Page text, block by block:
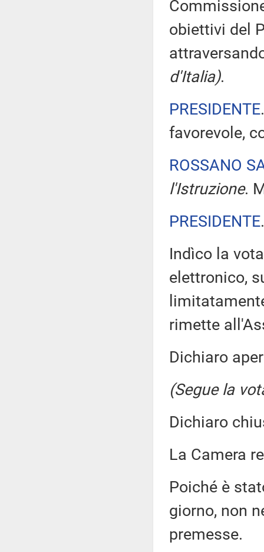
obiettivi del
d'Italia).
PRESIDENTE
favorevole,
ROSSANO
l'Istruzione.
PRESIDENTE
Indìco la
elettronico,
rimette
Dichiaro
(Segue la
Dichiaro
La Camera
Poiché è
giorno, non
premesse.